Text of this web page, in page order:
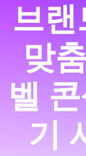
브
맞
벨
기